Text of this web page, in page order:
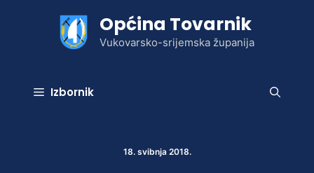
Općina Tovarnik
Vukovarsko-srijemska županija
Izbornik
18. svibnja 2018.